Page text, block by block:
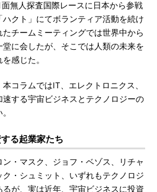
無人探査国際レースに日本から参戦
クト」にてボランティア活動を続け
チームミーティングでは世界中から
に会したが、そこでは人類の未来を
感じた。
コラムではIT、エレクトロニクス、
する宇宙ビジネスとテクノロジーの
る起業家たち
・マスク、ジョフ・ベゾス、リチャ
・シュミット、いずれもテクノロジ
が、実は近年、宇宙ビジネスに投資